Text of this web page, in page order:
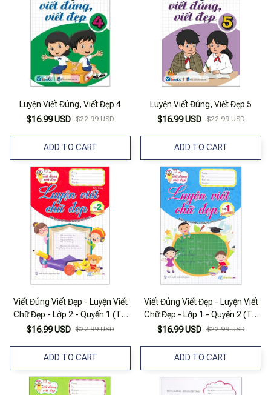
Luyện Viết Đúng, Viết Đẹp 4
$16.99 USD $22.99 USD
ADD TO CART
Luyện Viết Đúng, Viết Đẹp 5
$16.99 USD $22.99 USD
ADD TO CART
Viết Đúng Viết Đẹp - Luyện Viết
Chữ Đẹp - Lớp 2 - Quyển 1 (Tái
Bản 2025)
$16.99 USD $22.99 USD
ADD TO CART
Viết Đúng Viết Đẹp - Luyện Viết
Chữ Đẹp - Lớp 1 - Quyển 2 (Tái
Bản 2025)
$16.99 USD $22.99 USD
ADD TO CART